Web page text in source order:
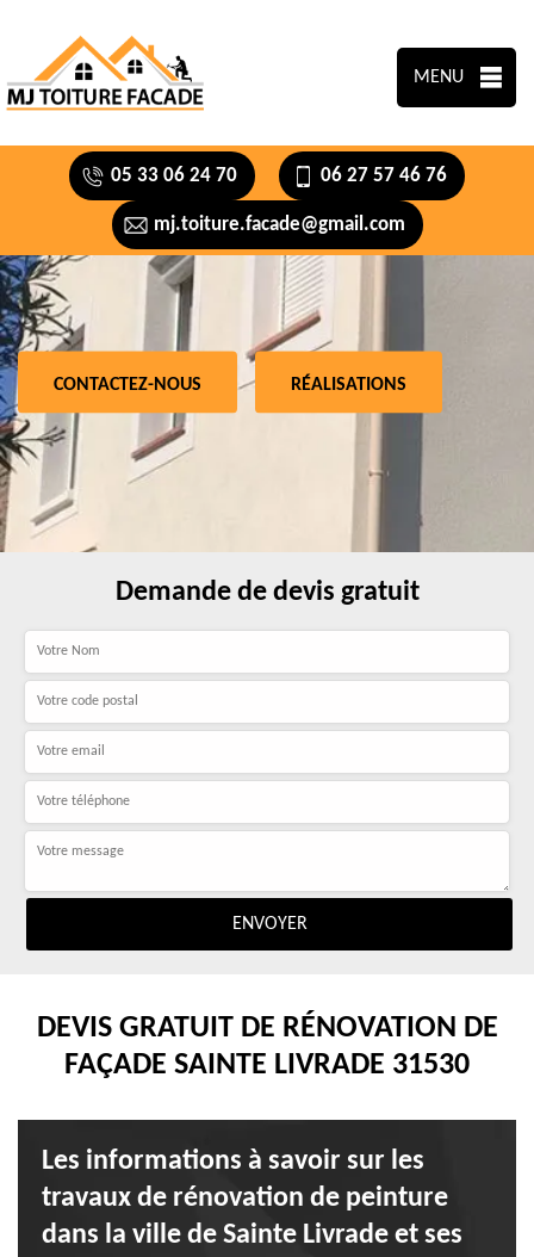
MENU
05 33 06 24 70 06 27 57 46 76
mj.toiture.facade@gmail.com
CONTACTEZ-NOUS RÉALISATIONS
Demande de devis gratuit
DEVIS GRATUIT DE RÉNOVATION DE
FAÇADE SAINTE LIVRADE 31530
Les informations à savoir sur les
travaux de rénovation de peinture
dans la ville de Sainte Livrade et ses